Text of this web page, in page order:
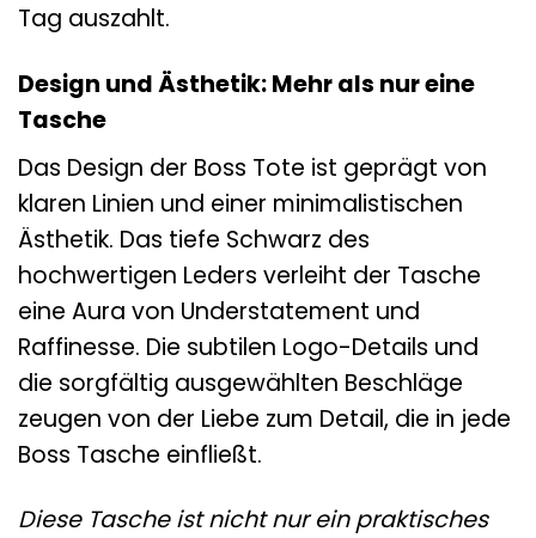
Tag auszahlt.
Design und Ästhetik: Mehr als nur eine
Tasche
Das Design der Boss Tote ist geprägt von
klaren Linien und einer minimalistischen
Ästhetik. Das tiefe Schwarz des
hochwertigen Leders verleiht der Tasche
eine Aura von Understatement und
Raffinesse. Die subtilen Logo-Details und
die sorgfältig ausgewählten Beschläge
zeugen von der Liebe zum Detail, die in jede
Boss Tasche einfließt.
Diese Tasche ist nicht nur ein praktisches